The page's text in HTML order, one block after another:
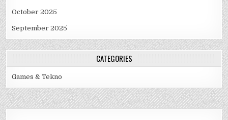
October 2025
September 2025
CATEGORIES
Games & Tekno